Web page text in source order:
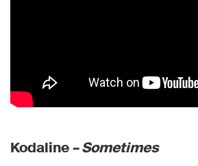
Kodaline– Sometimes